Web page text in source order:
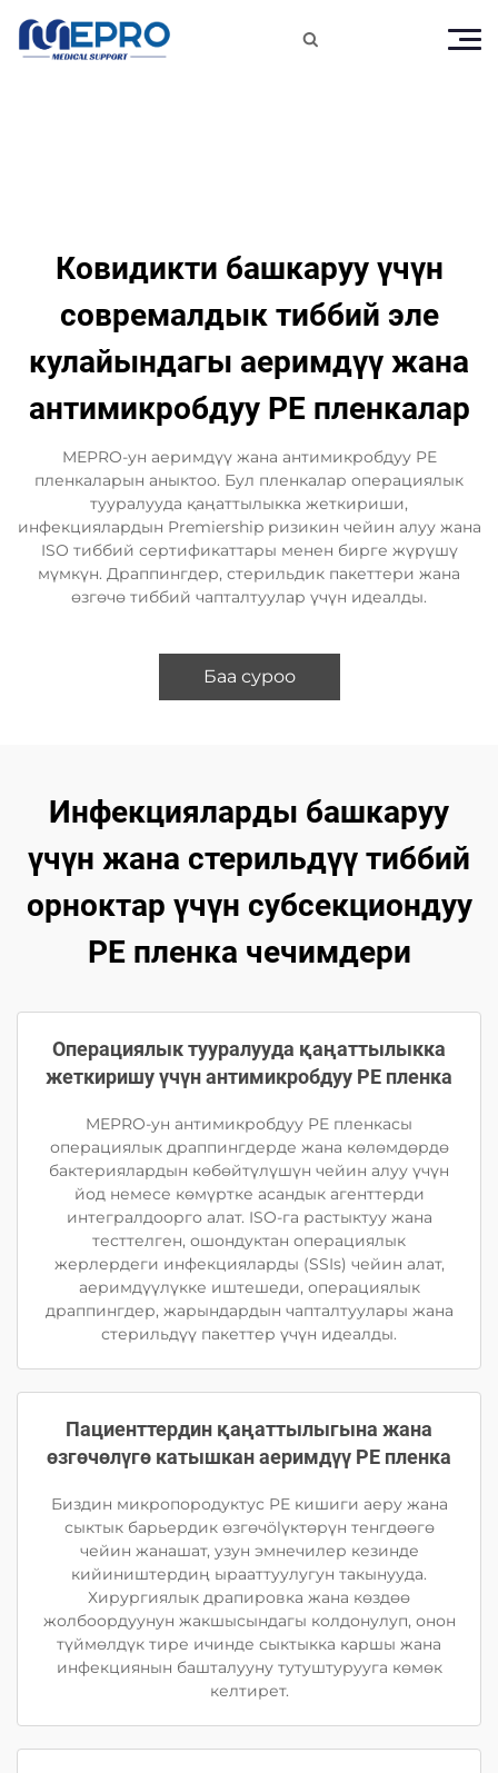

Ковидикти башкаруу үчүн
совремалдык тиббий эле
кулайындагы аеримдүү жана
антимикробдуу PE пленкалар
MEPRO-ун аеримдүү жана антимикробдуу PE
пленкаларын аныктоо. Бул пленкалар операциялык
тууралууда қаңаттылыкка жеткириши,
инфекциялардын Premiership ризикин чейин алуу жана
ISO тиббий сертификаттары менен бирге жүрүшү
мүмкүн. Драппингдер, стерильдик пакеттери жана
өзгөчө тиббий чапталтуулар үчүн идеалды.
Баа суроо
Инфекцияларды башкаруу
үчүн жана стерильдүү тиббий
орноктар үчүн субсекциондуу
PE пленка чечимдери
Операциялык тууралууда қаңаттылыкка
жеткиришу үчүн антимикробдуу PE пленка
MEPRO-ун антимикробдуу PE пленкасы
операциялык драппингдерде жана көлөмдөрдө
бактериялардын көбөйтүлүшүн чейин алуу үчүн
йод немесе көмүртке асандык агенттерди
интегралдоорго алат. ISO-га растыктуу жана
тесттелген, ошондуктан операциялык
жерлердеги инфекцияларды (SSIs) чейин алат,
аеримдүүлүкке иштешеди, операциялык
драппингдер, жарындардын чапталтуулары жана
стерильдүү пакеттер үчүн идеалды.
Пациенттердин қаңаттылыгына жана
өзгөчөлүгө катышкан аеримдүү PE пленка
Биздин микропородуктус PE кишиги аеру жана
сыктык барьердик өзгөчölүктөрүн тенгдөөгө
чейин жанашат, узун эмнечилер кезинде
кийиништердиң ырааттуулугун такынууда.
Хирургиялык драпировка жана көздөө
жолбоордуунун жакшысындагы колдонулуп, онон
түймөлдүк тире ичинде сыктыкка каршы жана
инфекциянын башталууну тутуштурууга көмөк
келтирет.